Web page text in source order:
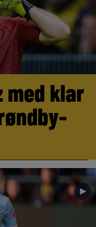
med klar
►